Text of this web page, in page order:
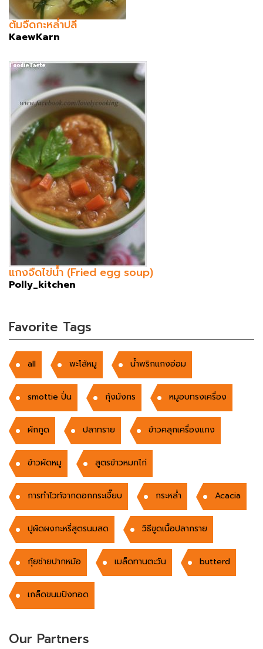
ต้มจืดกะหล่ำปลี
KaewKarn
แกงจืดไข่น้ำ (Fried egg soup)
Polly_kitchen
Favorite Tags
all พะโล้หมู น้ำพริกแกงอ่อม
smottie ปั่น กุ้งมังกร หมูอบทรงเครื่อง
ผักกูด ปลาทราย ข้าวคลุกเครื่องแกง
ข้าวผัดหมู สูตรข้าวหมกไก่
การทำไวท์จากดอกกระเจี๊ยบ กระหล่ำ Acacia
ปูผัดผงกะหรี่สูตรนมสด วิธีขูดเนื้อปลากราย
กุ้ยช่ายปากหม้อ เมล็ดทานตะวัน butterd
เกล็ดขนมปังทอด
Our Partners